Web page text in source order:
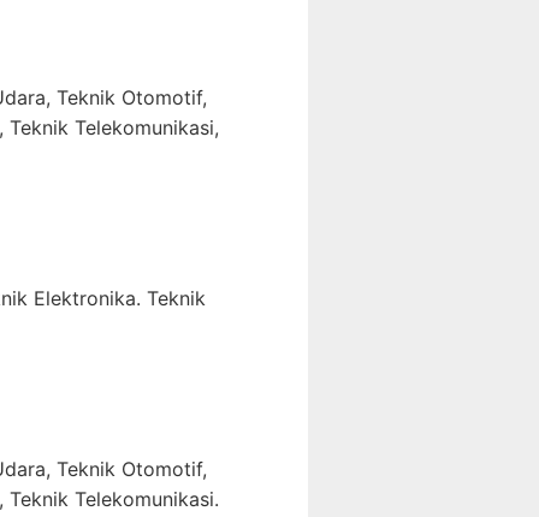
Teknik Otomotif,
Telekomunikasi,
Elektronika. Teknik
Teknik Otomotif,
Telekomunikasi.